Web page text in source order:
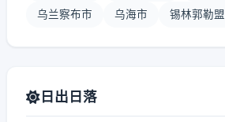
乌兰察布市 乌海市 锡林郭勒盟
日出日落